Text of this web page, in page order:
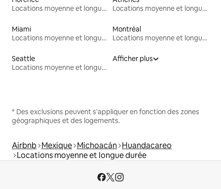
Locations moyenne et longue durée
Locations moyenne et longue durée
Miami
Locations moyenne et longue durée
Montréal
Locations moyenne et longue durée
Seattle
Locations moyenne et longue durée
Afficher plus
* Des exclusions peuvent s'appliquer en fonction des zones
géographiques et des logements.
Airbnb Mexique Michoacán Huandacareo
Locations moyenne et longue durée